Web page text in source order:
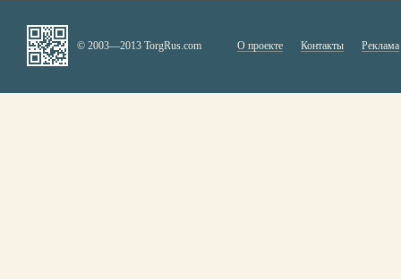
© 2003—2013 TorgRus.com О проекте Контакты Реклама